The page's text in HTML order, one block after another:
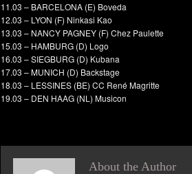
11.03 – BARCELONA (E) Boveda
12.03 – LYON (F) Ninkasi Kao
13.03 – NANCY PAGNEY (F) Chez Paulette
15.03 – HAMBURG (D) Logo
16.03 – SIEGBURG (D) Kubana
17.03 – MUNICH (D) Backstage
18.03 – LESSINES (BE) CC René Magritte
19.03 – DEN HAAG (NL) Musicon
About the Author